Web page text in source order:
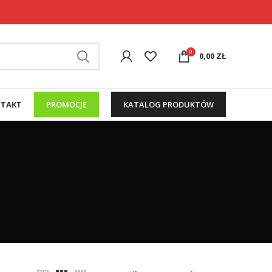
0 0,00 ZŁ
PROMOCJE KATALOG PRODUKTÓW